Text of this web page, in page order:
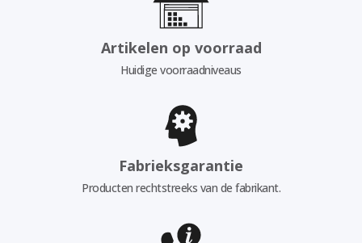
Artikelen op voorraad
Huidige voorraadniveaus
Fabrieksgarantie
Producten rechtstreeks van de fabrikant.